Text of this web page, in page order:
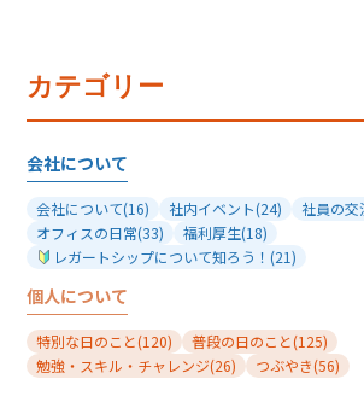
カテゴリー
会社について
会社について(16) 社内イベント(24) 社員の交
オフィスの日常(33) 福利厚生(18)
レガートシップについて知ろう！ (21)
個人について
特別な日のこと(120) 普段の日のこと(125)
勉強・スキル・チャレンジ(26) つぶやき(56)